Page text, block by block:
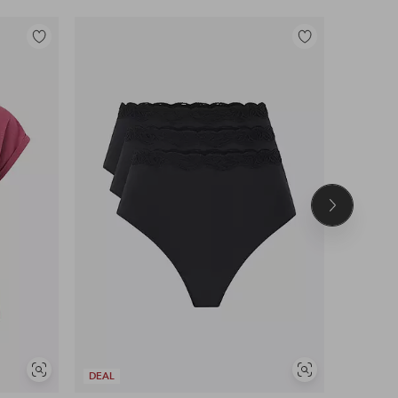
Soortgelijke
Toevoegen
DEAL
Soortgelijke
Toevoegen
Volgend